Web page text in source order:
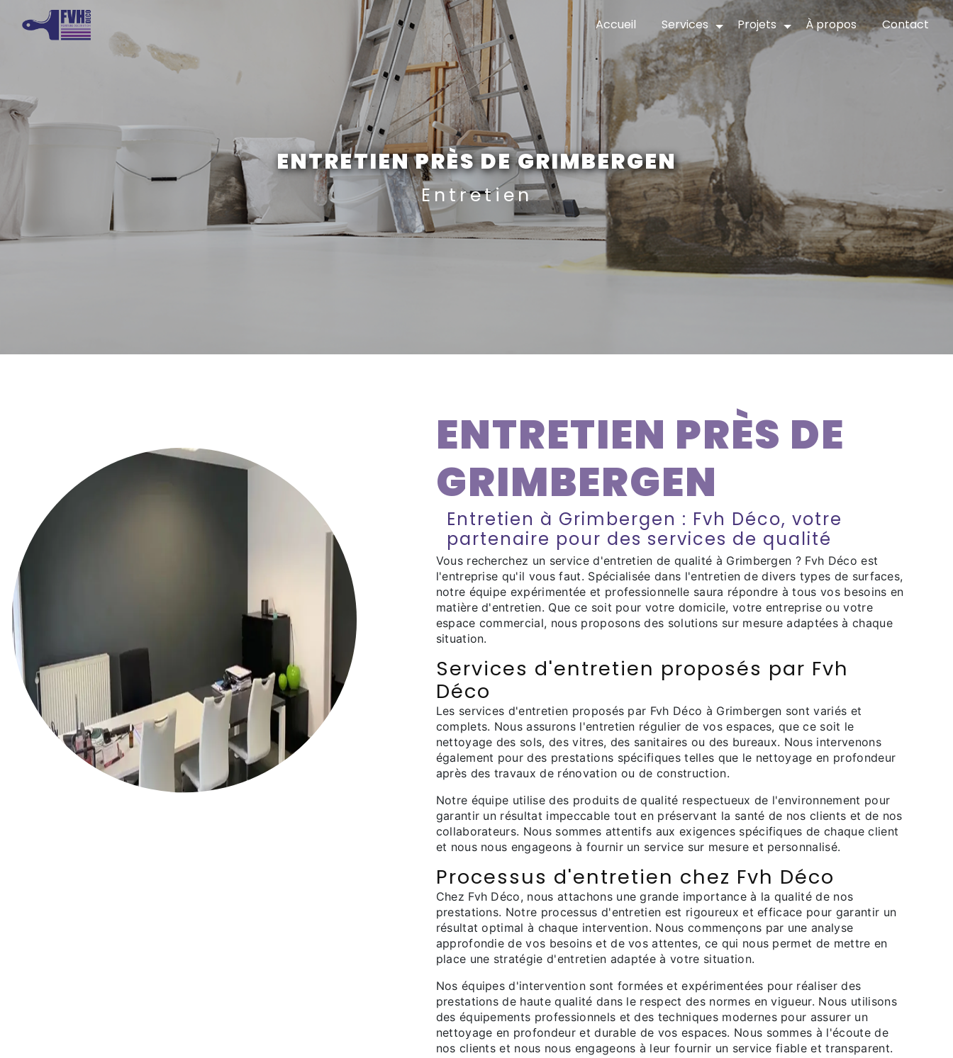
Accueil Services Projets À propos Contact
ENTRETIEN PRÈS DE GRIMBERGEN
Entretien
ENTRETIEN PRÈS DE
GRIMBERGEN
Entretien à Grimbergen : Fvh Déco, votre
partenaire pour des services de qualité
Vous recherchez un service d'entretien de qualité à Grimbergen ? Fvh Déco est
l'entreprise qu'il vous faut. Spécialisée dans l'entretien de divers types de surfaces,
notre équipe expérimentée et professionnelle saura répondre à tous vos besoins en
matière d'entretien. Que ce soit pour votre domicile, votre entreprise ou votre
espace commercial, nous proposons des solutions sur mesure adaptées à chaque
situation.
Services d'entretien proposés par Fvh
Déco
Les services d'entretien proposés par Fvh Déco à Grimbergen sont variés et
complets. Nous assurons l'entretien régulier de vos espaces, que ce soit le
nettoyage des sols, des vitres, des sanitaires ou des bureaux. Nous intervenons
également pour des prestations spécifiques telles que le nettoyage en profondeur
après des travaux de rénovation ou de construction.
Notre équipe utilise des produits de qualité respectueux de l'environnement pour
garantir un résultat impeccable tout en préservant la santé de nos clients et de nos
collaborateurs. Nous sommes attentifs aux exigences spécifiques de chaque client
et nous nous engageons à fournir un service sur mesure et personnalisé.
Processus d'entretien chez Fvh Déco
Chez Fvh Déco, nous attachons une grande importance à la qualité de nos
prestations. Notre processus d'entretien est rigoureux et efficace pour garantir un
résultat optimal à chaque intervention. Nous commençons par une analyse
approfondie de vos besoins et de vos attentes, ce qui nous permet de mettre en
place une stratégie d'entretien adaptée à votre situation.
Nos équipes d'intervention sont formées et expérimentées pour réaliser des
prestations de haute qualité dans le respect des normes en vigueur. Nous utilisons
des équipements professionnels et des techniques modernes pour assurer un
nettoyage en profondeur et durable de vos espaces. Nous sommes à l'écoute de
nos clients et nous nous engageons à leur fournir un service fiable et transparent.
Panneau de gestion des cookies